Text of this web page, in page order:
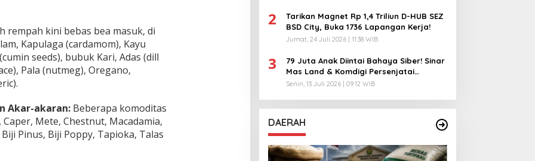
rempah kini bebas bea masuk, di
Kapulaga (cardamom), Kayu
seeds), bubuk Kari, Adas (dill
Pala (nutmeg), Oregano,
Akar-akaran: Beberapa komoditas
Mete, Chestnut, Macadamia,
Pinus, Biji Poppy, Tapioka, Talas
2
Tarikan Magnet Rp 1,4 Triliun D-HUB SEZ
BSD City, Buka 1736 Lapangan Kerja!
Jumat, 24 Juli 2026 | 11:38 WIB
3
79 Juta Anak Diintai Bahaya Siber! Sinar
Mas Land & Komdigi Persenjatai
Ratusan Guru!
Senin, 13 Juli 2026 | 09:12 WIB
DAERAH